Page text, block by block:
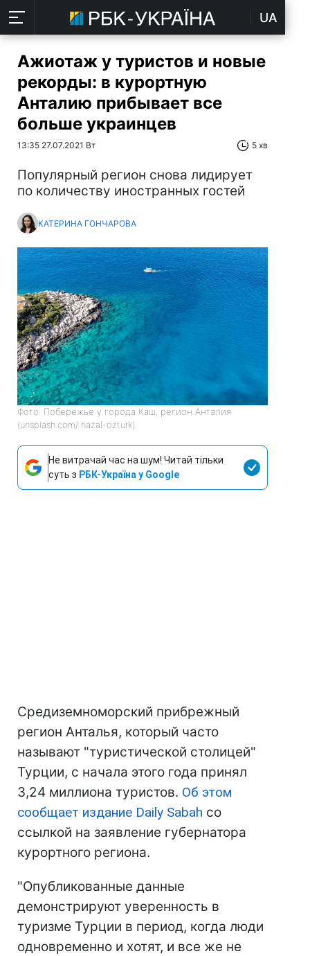
UA
Ажиотаж у туристов и новые
рекорды: в курортную
Анталию прибывает все
больше украинцев
13:35 27.07.2021 Вт 5 хв
Популярный регион снова лидирует
по количеству иностранных гостей
КАТЕРИНА ГОНЧАРОВА
Фото: Побережье у города Каш, регион Анталия
(unsplash.com/ hazal-ozturk)
Не витрачай час на шум! Читай тільки
суть з РБК-Україна у Google
Средиземноморский прибрежный
регион Анталья, который часто
называют "туристической столицей"
Турции, с начала этого года принял
3,24 миллиона туристов. Об этом
сообщает издание Daily Sabah со
ссылкой на заявление губернатора
курортного региона.
"Опубликованные данные
демонстрируют уверенность в
туризме Турции в период, когда люди
одновременно и хотят, и все же не